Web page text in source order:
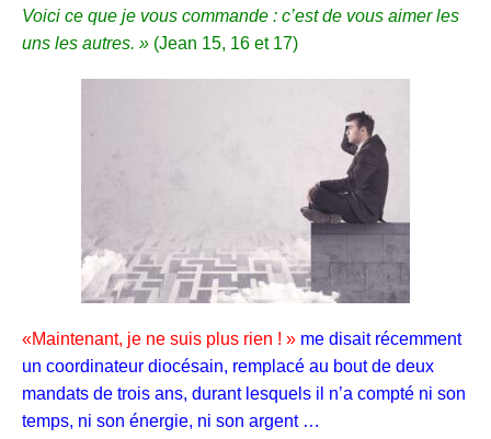
Voici ce que je vous commande : c’est de vous aimer les
uns les autres. » (Jean 15, 16 et 17)
«Maintenant, je ne suis plus rien ! » me disait récemment
un coordinateur diocésain, remplacé au bout de deux
mandats de trois ans, durant lesquels il n’a compté ni son
temps, ni son énergie, ni son argent …